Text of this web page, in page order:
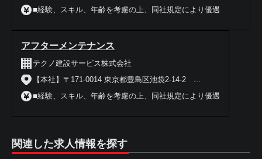
■経験、スキル、年齢を考慮の上、同社規定により優遇
アフターメンテナンス
テクノ建設サービス株式会社
【本社】〒171-0014 東京都豊島区池袋2-14-2 ...
■経験、スキル、年齢を考慮の上、同社規定により優遇
関連した求人情報を探す